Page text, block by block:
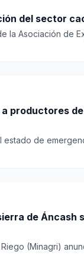
del sector
la Asociación de
productores
de
de Áncash
(Minagri)